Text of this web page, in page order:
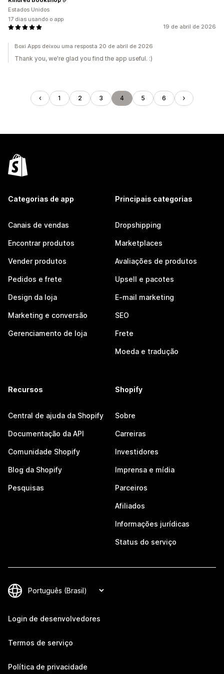
19 de abril de 2026
Estados Unidos
17 dias usando o app
Boxi Apps deixou uma resposta 20 de abril de 2026
Thank you, we're glad you find the app useful. :)
1 2 3 4 5 6
Categorias de app
Canais de vendas
Encontrar produtos
Vender produtos
Pedidos e frete
Design da loja
Marketing e conversão
Gerenciamento de loja
Principais categorias
Dropshipping
Marketplaces
Avaliações de produtos
Upsell e pacotes
E-mail marketing
SEO
Frete
Moeda e tradução
Recursos
Central de ajuda da Shopify
Documentação da API
Comunidade Shopify
Blog da Shopify
Pesquisas
Shopify
Sobre
Carreiras
Investidores
Imprensa e mídia
Parceiros
Afiliados
Informações jurídicas
Status do serviço
Login de desenvolvedores
Termos de serviço
Política de privacidade